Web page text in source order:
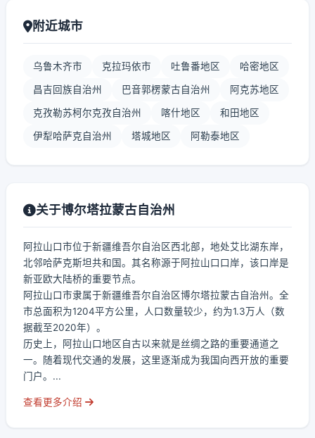
附近城市
乌鲁木齐市 克拉玛依市 吐鲁番地区 哈密地区
昌吉回族自治州 巴音郭楞蒙古自治州 阿克苏地区
克孜勒苏柯尔克孜自治州 喀什地区 和田地区
伊犁哈萨克自治州 塔城地区 阿勒泰地区
关于博尔塔拉蒙古自治州
阿拉山口市位于新疆维吾尔自治区西北部，地处艾比湖东岸，
北邻哈萨克斯坦共和国。其名称源于阿拉山口口岸，该口岸是
新亚欧大陆桥的重要节点。
阿拉山口市隶属于新疆维吾尔自治区博尔塔拉蒙古自治州。全
市总面积为1204平方公里，人口数量较少，约为1.3万人（数
据截至2020年）。
历史上，阿拉山口地区自古以来就是丝绸之路的重要通道之
一。随着现代交通的发展，这里逐渐成为我国向西开放的重要
门户。...
查看更多介绍